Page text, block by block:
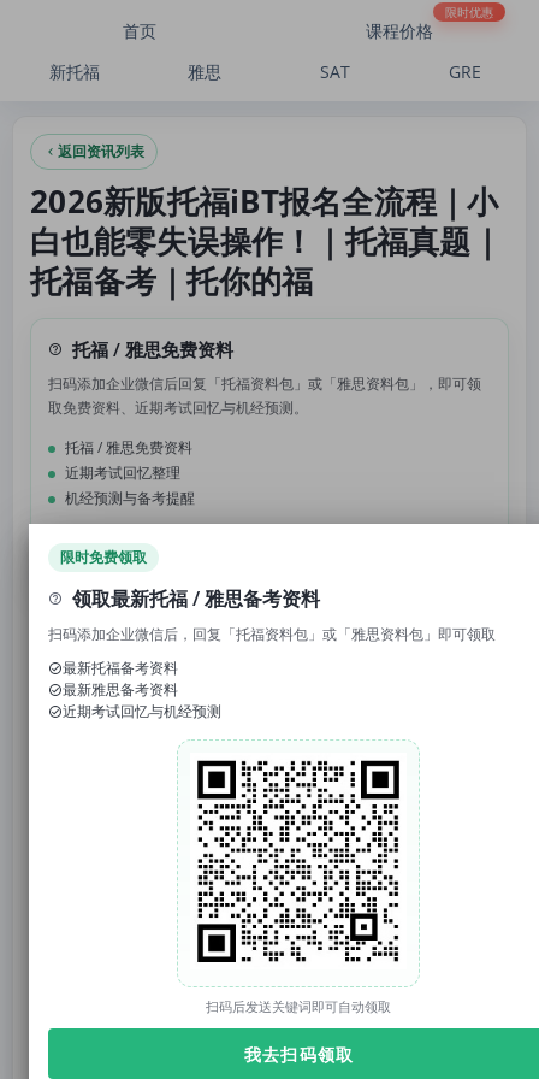
2026新版托福iBT报名全流程｜小白也能零失误操作！｜托福真题｜托福备考｜托你
首页 课程价格
限时优惠
新托福 雅思 SAT GRE
返回资讯列表
2026新版托福iBT报名全流程｜小
白也能零失误操作！｜托福真题｜
托福备考｜托你的福
托福 / 雅思免费资料
扫码添加企业微信后回复「托福资料包」或「雅思资料包」，即可领
取免费资料、近期考试回忆与机经预测。
托福 / 雅思免费资料
近期考试回忆整理
机经预测与备考提醒
1. 回复“模考”，免费参加托福/雅思/SAT真题模考
2. 回复考试日期如“0117
回复托福成绩如“托福98
托福考试全面改版后，考试时长缩短、出分速度加快，成为
很多同学留学语言考试的首选。
但不少第一次报考的小伙伴，面对官方报名页面一头雾水：
不知道正规报名入口、分不清各项费用、填错信息无法修
改、抢不到心仪考位……今天这份 完整版报考攻略
准备、账号注册、缴费选考位，到转考退考、避坑技巧一次
限时免费领取
领取最新托福 / 雅思备考资料
扫码添加企业微信后，回复「托福资料包」或「雅思资料包」即可领取
最新托福备考资料
最新雅思备考资料
近期考试回忆与机经预测
扫码后发送关键词即可自动领取
我去扫码领取